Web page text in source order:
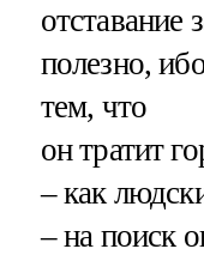
отставание
полезно,
тем, что
он тратит
– как
– на поиск